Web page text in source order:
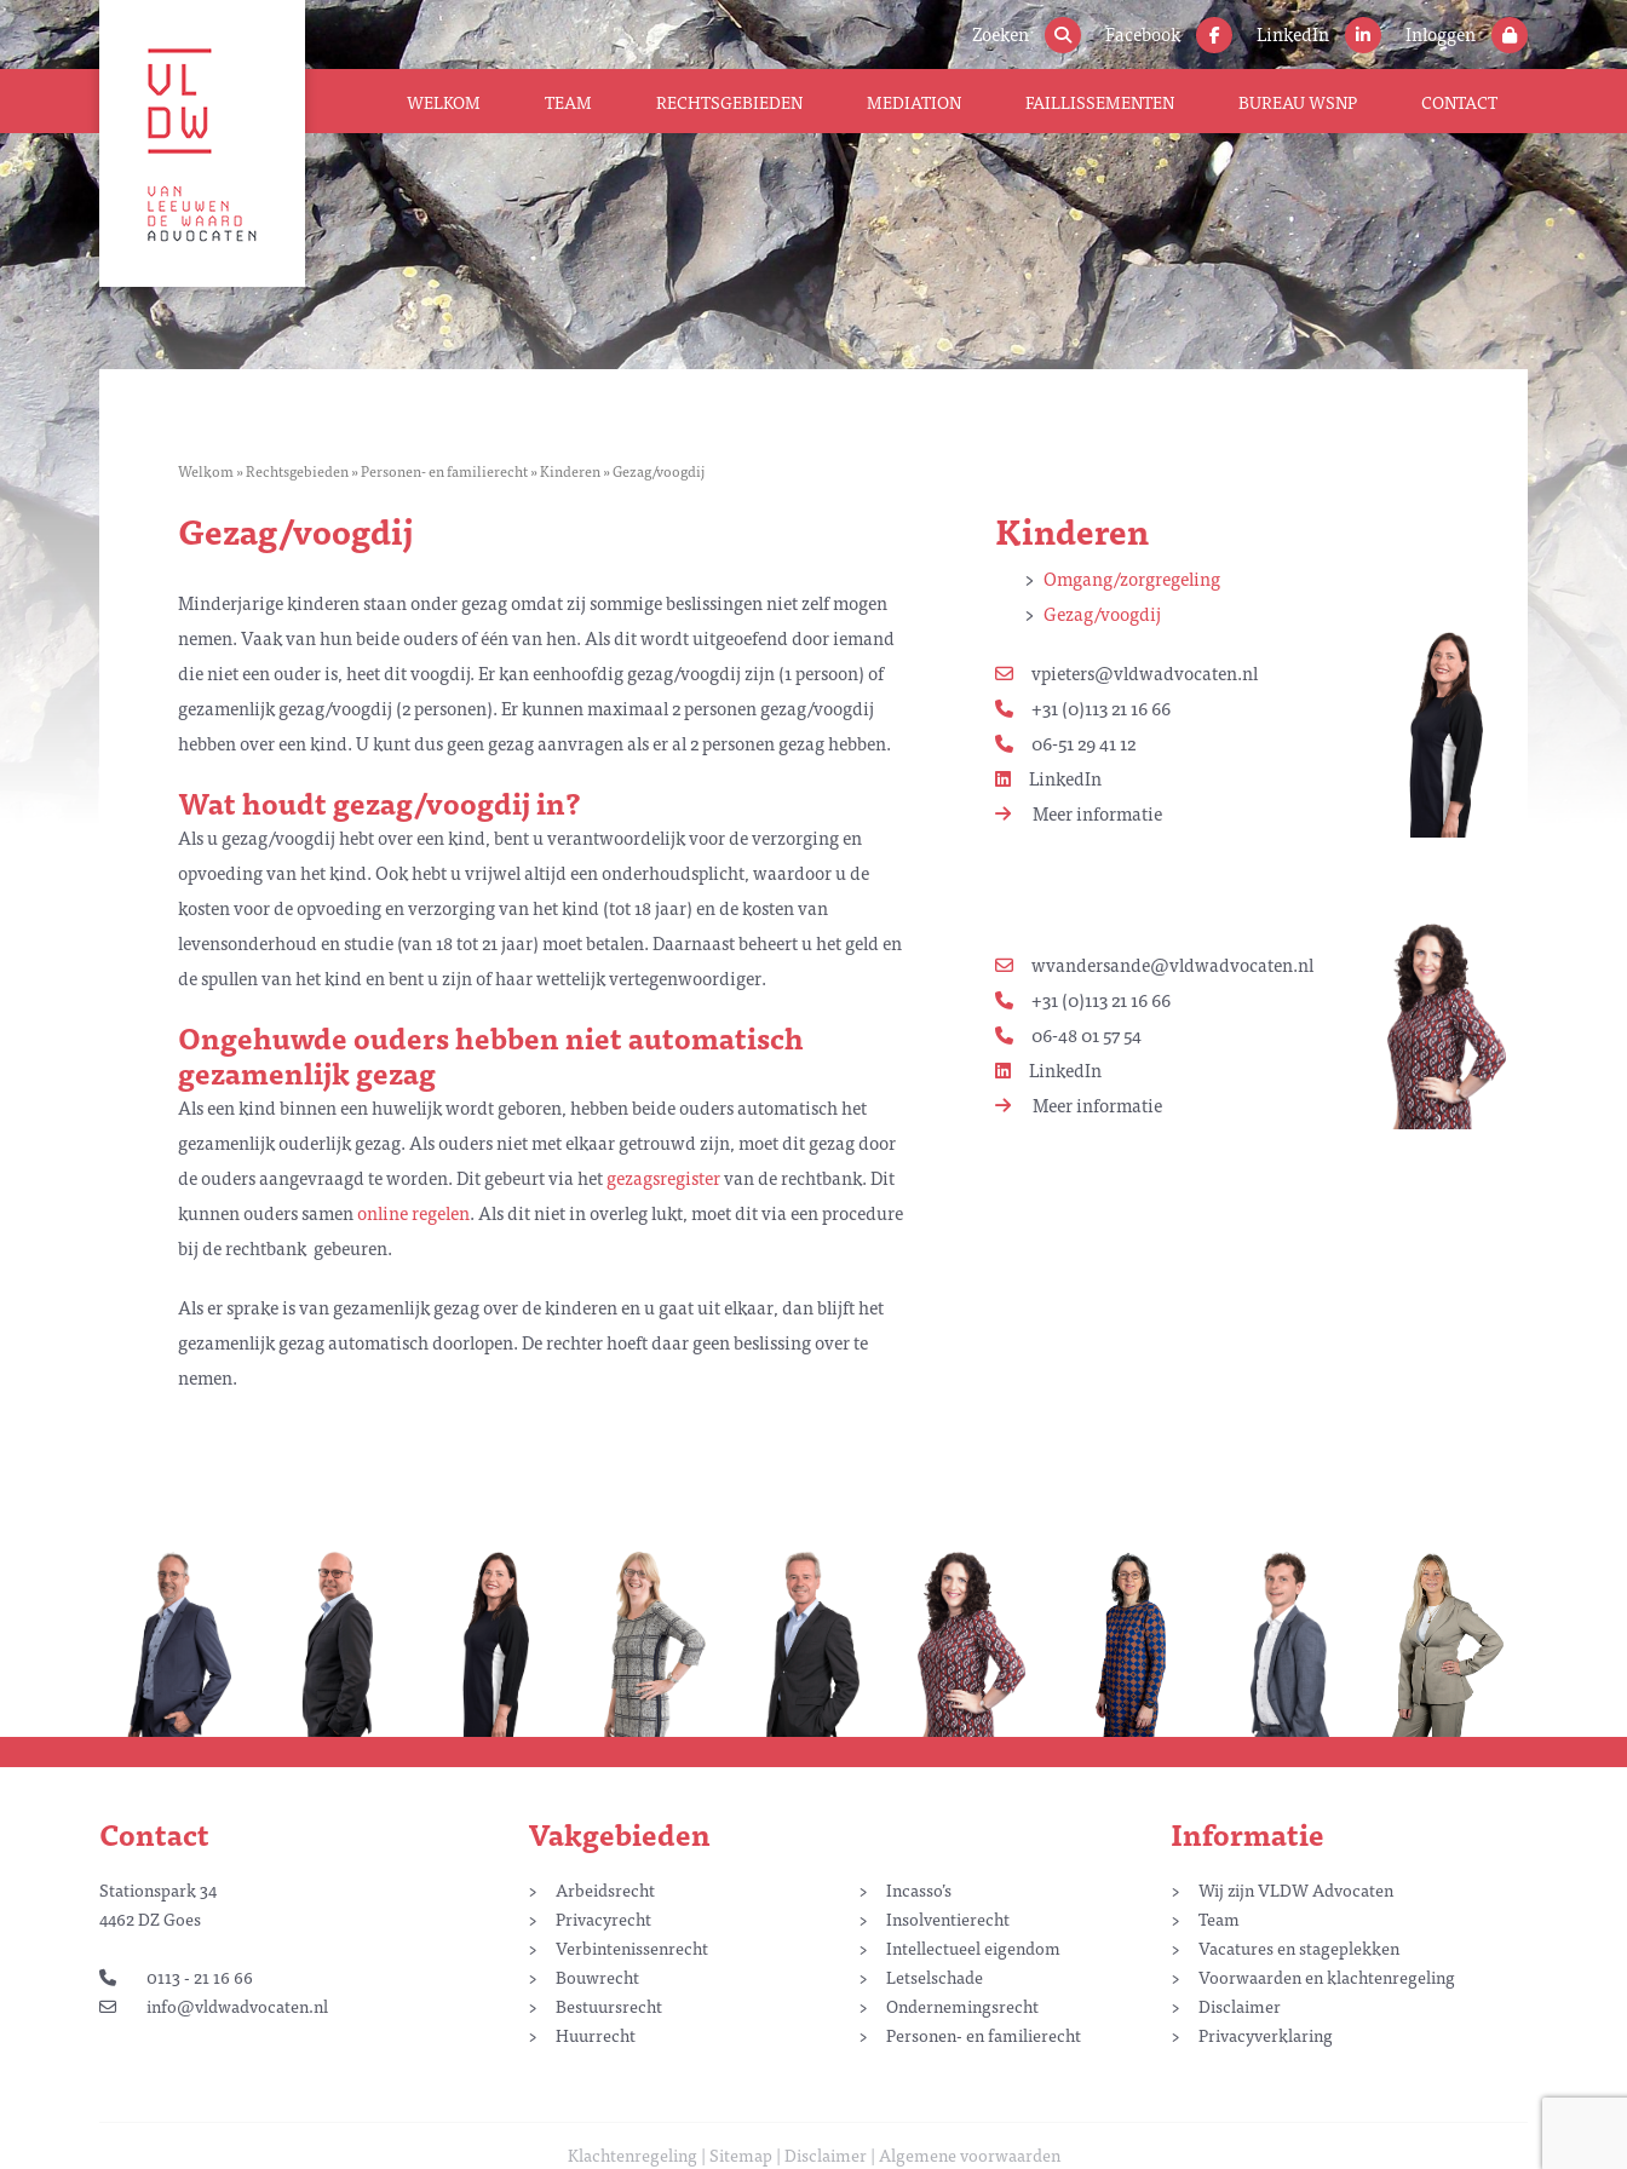
Zoeken Facebook LinkedIn Inloggen
WELKOM TEAM RECHTSGEBIEDEN MEDIATION FAILLISSEMENTEN BUREAU WSNP CONTACT
Welkom»Rechtsgebieden»Personen- en familierecht»Kinderen»Gezag/voogdij
Kinderen
Omgang/zorgregeling
Gezag/voogdij
vpieters@vldwadvocaten.nl
+31 (0)113 21 16 66
06-51 29 41 12
LinkedIn
Meer informatie
wvandersande@vldwadvocaten.nl
+31 (0)113 21 16 66
06-48 01 57 54
LinkedIn
Meer informatie
Gezag/voogdij
Minderjarige kinderen staan onder gezag omdat zij sommige beslissingen niet zelf mogen
nemen. Vaak van hun beide ouders of één van hen. Als dit wordt uitgeoefend door iemand
die niet een ouder is, heet dit voogdij. Er kan eenhoofdig gezag/voogdij zijn (1 persoon) of
gezamenlijk gezag/voogdij (2 personen). Er kunnen maximaal 2 personen gezag/voogdij
hebben over een kind. U kunt dus geen gezag aanvragen als er al 2 personen gezag hebben.
Wat houdt gezag/voogdij in?
Als u gezag/voogdij hebt over een kind, bent u verantwoordelijk voor de verzorging en
opvoeding van het kind. Ook hebt u vrijwel altijd een onderhoudsplicht, waardoor u de
kosten voor de opvoeding en verzorging van het kind (tot 18 jaar) en de kosten van
levensonderhoud en studie (van 18 tot 21 jaar) moet betalen. Daarnaast beheert u het geld en
de spullen van het kind en bent u zijn of haar wettelijk vertegenwoordiger.
Ongehuwde ouders hebben niet automatisch
gezamenlijk gezag
Als een kind binnen een huwelijk wordt geboren, hebben beide ouders automatisch het
gezamenlijk ouderlijk gezag. Als ouders niet met elkaar getrouwd zijn, moet dit gezag door
de ouders aangevraagd te worden. Dit gebeurt via hetgezagsregistervan de rechtbank. Dit
kunnen ouders samenonline regelen. Als dit niet in overleg lukt, moet dit via een procedure
bij de rechtbank gebeuren.
Als er sprake is van gezamenlijk gezag over de kinderen en u gaat uit elkaar, dan blijft het
gezamenlijk gezag automatisch doorlopen. De rechter hoeft daar geen beslissing over te
nemen.
Contact
Stationspark 34
4462 DZ Goes
0113 - 21 16 66
info@vldwadvocaten.nl
Vakgebieden
Arbeidsrecht
Privacyrecht
Verbintenissenrecht
Bouwrecht
Bestuursrecht
Huurrecht
Incasso’s
Insolventierecht
Intellectueel eigendom
Letselschade
Ondernemingsrecht
Personen- en familierecht
Informatie
Wij zijn VLDW Advocaten
Team
Vacatures en stageplekken
Voorwaarden en klachtenregeling
Disclaimer
Privacyverklaring
Klachtenregeling Sitemap Disclaimer Algemene voorwaarden